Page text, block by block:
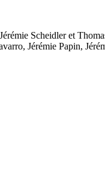
Jérémie Scheidler et
Jérémie Papin,